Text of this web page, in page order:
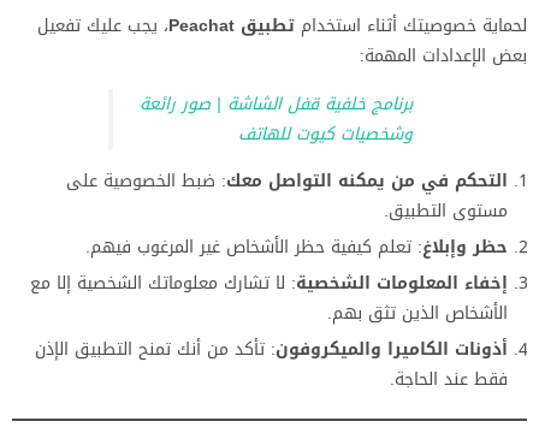
لحماية خصوصيتك أثناء استخدام تطبيق Peachat
، يجب عليك تفعيل
بعض الإعدادات المهمة:
برنامج خلفية قفل الشاشة | صور رائعة
وشخصيات كيوت للهاتف
التحكم في من يمكنه التواصل معك: ضبط الخصوصية على
مستوى التطبيق.
حظر وإبلاغ: تعلم كيفية حظر الأشخاص غير المرغوب فيهم.
إخفاء المعلومات الشخصية: لا تشارك معلوماتك الشخصية إلا مع
الأشخاص الذين تثق بهم.
أذونات الكاميرا والميكروفون: تأكد من أنك تمنح التطبيق الإذن
فقط عند الحاجة.